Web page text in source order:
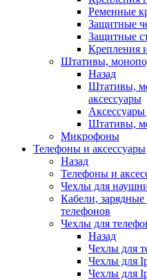
Ременные
Защитные
Защитные
Крепления
Штативы,
Назад
Штативы,
аксессуары
Штативы,
Микрофоны
Телефоны и аксессуары
Назад
Телефоны и
Чехлы для
Кабели, зарядные
телефонов
Чехлы для
Назад
Чехлы для
Чехлы для
Чехлы для